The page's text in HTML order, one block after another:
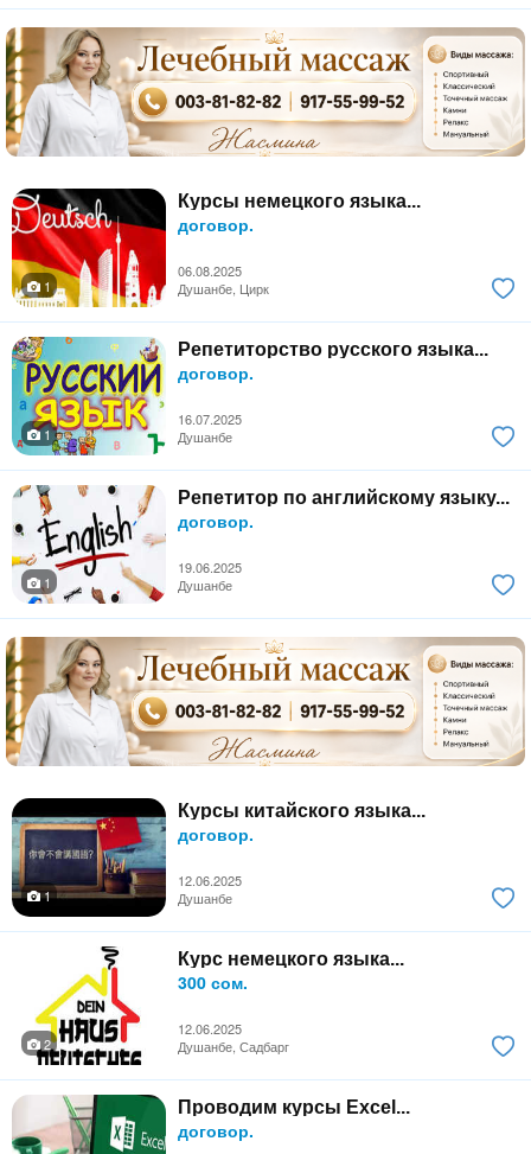
Курсы немецкого языка...
договор.
06.08.2025
1
Душанбе, Цирк
Репетиторство русского языка...
договор.
16.07.2025
1
Душанбе
Репетитор по английскому языку...
договор.
19.06.2025
1
Душанбе
Курсы китайского языка...
договор.
12.06.2025
1
Душанбе
Курс немецкого языка...
300 сом.
12.06.2025
2
Душанбе, Садбарг
Проводим курсы Excel...
договор.